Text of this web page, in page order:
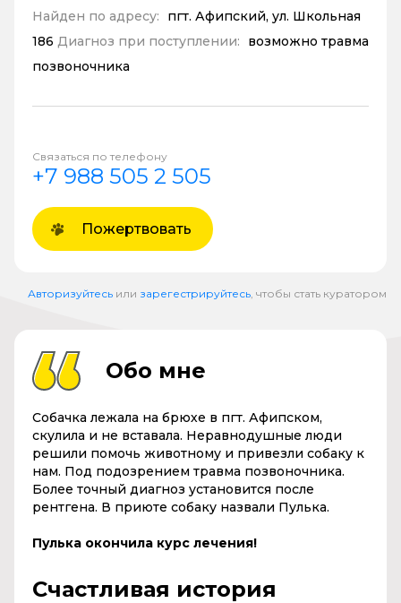
Найден по адресу:
пгт. Афипский, ул. Школьная
186 Диагноз при поступлении:
возможно травма
позвоночника
Связаться по телефону
+7 988 505 2 505
Пожертвовать
Авторизуйтесь или зарегестрируйтесь , чтобы стать куратором
Обо мне
Собачка лежала на брюхе в пгт. Афипском,
скулила и не вставала. Неравнодушные люди
решили помочь животному и привезли собаку к
нам. Под подозрением травма позвоночника.
Более точный диагноз установится после
рентгена. В приюте собаку назвали Пулька.
Пулька окончила курс лечения!
Счастливая история